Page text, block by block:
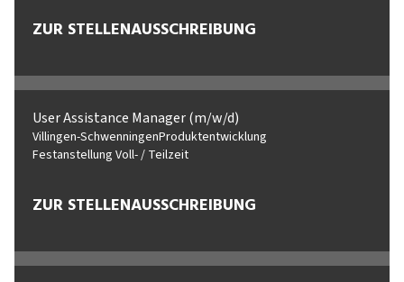
ZUR STELLENAUSSCHREIBUNG
User Assistance Manager (m/w/d)
Villingen-SchwenningenProduktentwicklung
Festanstellung Voll- / Teilzeit
ZUR STELLENAUSSCHREIBUNG